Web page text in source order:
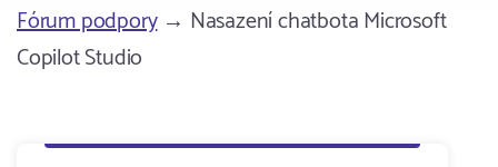
Fórum podpory→ Nasazení chatbota Microsoft
Copilot Studio